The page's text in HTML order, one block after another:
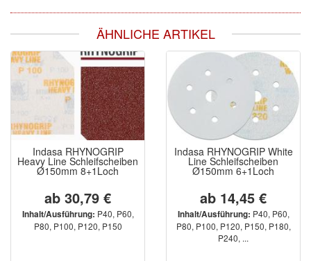
ÄHNLICHE ARTIKEL
Indasa RHYNOGRIP
Heavy Line Schleifscheiben
Ø150mm 8+1Loch
ab 30,79 €
Inhalt/Ausführung: P40, P60,
P80, P100, P120, P150
Indasa RHYNOGRIP White
Line Schleifscheiben
Ø150mm 6+1Loch
ab 14,45 €
Inhalt/Ausführung: P40, P60,
P80, P100, P120, P150, P180,
P240, ...